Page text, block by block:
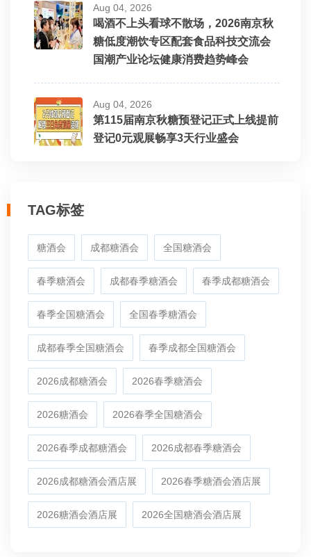
Aug 04, 2026
喝酒不上头看球不散场，2026南京秋
糖低度潮饮专区配套食品科技交流会
国潮产业论坛健康消费趋势峰会
Aug 04, 2026
第115届南京秋糖预登记正式上线提前
登记0元观展畅享3天行业盛会
TAG标签
糖酒会 成都糖酒会 全国糖酒会
春季糖酒会 成都春季糖酒会 春季成都糖酒会
春季全国糖酒会 全国春季糖酒会
成都春季全国糖酒会 春季成都全国糖酒会
2026成都糖酒会 2026春季糖酒会
2026糖酒会 2026春季全国糖酒会
2026春季成都糖酒会 2026成都春季糖酒会
2026成都糖酒会酒店展 2026春季糖酒会酒店展
2026糖酒会酒店展 2026全国糖酒会酒店展